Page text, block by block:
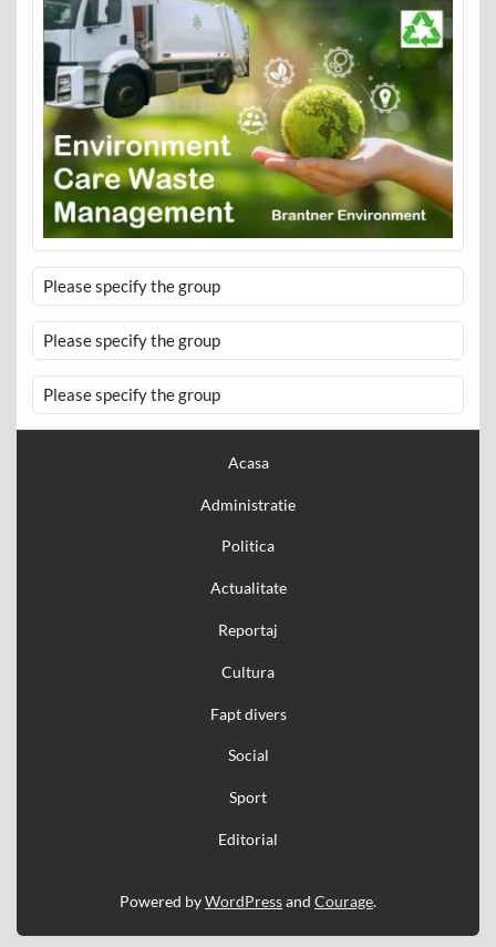
Please specify the group
Please specify the group
Please specify the group
Acasa
Administratie
Politica
Actualitate
Reportaj
Cultura
Fapt divers
Social
Sport
Editorial
Powered byWordPressand Courage.